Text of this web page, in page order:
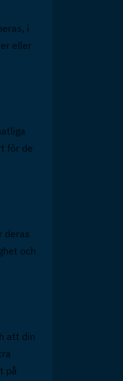
i
eller
för de
deras
och
att din